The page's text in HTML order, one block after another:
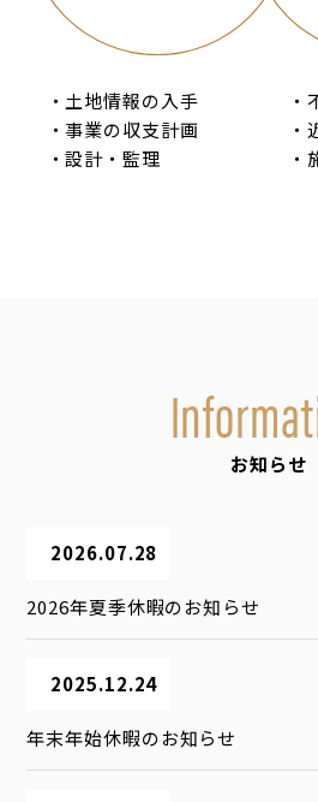
・土地情報の入手
・
・事業の収支計画
・
・設計・監理
・
お知らせ
2026.07.28
2026年夏季休暇のお知らせ
2025.12.24
年末年始休暇のお知らせ